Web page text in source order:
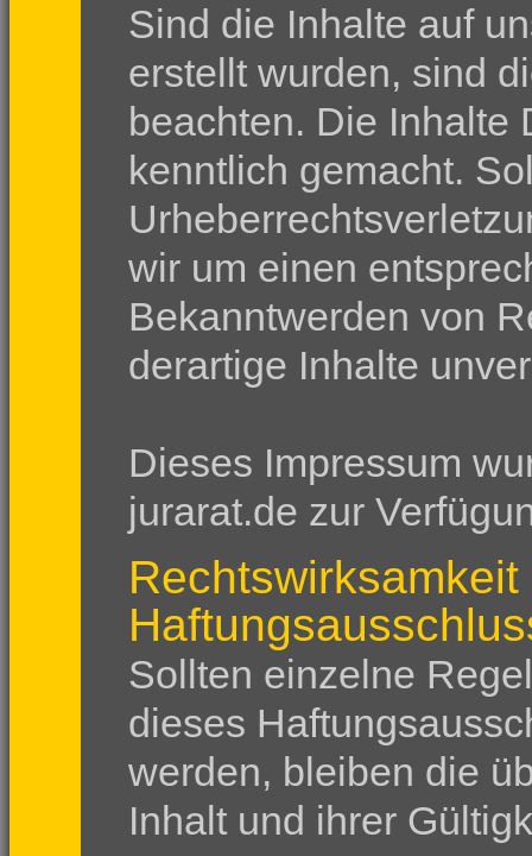
Sind die Inhalte auf
erstellt wurden, sind
beachten. Die Inhalte
kenntlich gemacht.
wir um einen
Bekanntwerden von
derartige Inhalte
Dieses Impressum
jurarat.de zur
Sollten einzelne
dieses
werden, bleiben die
Inhalt und ihrer